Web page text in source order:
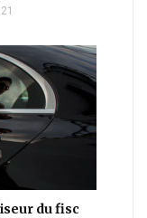
du fisc